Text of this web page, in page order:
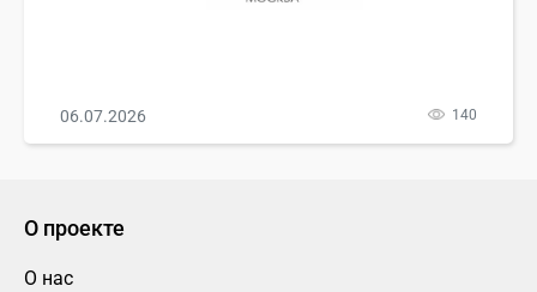
06.07.2026 140
О проекте
О нас